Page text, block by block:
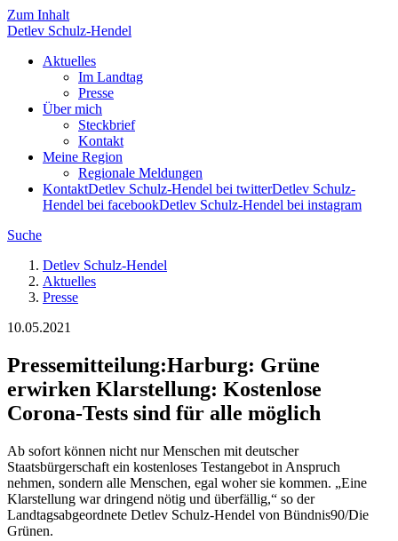
Zum Inhalt
Detlev Schulz-Hendel
Aktuelles
Im Landtag
Presse
Über mich
Steckbrief
Kontakt
Meine Region
Regionale Meldungen
KontaktDetlev Schulz-Hendel bei twitterDetlev Schulz-
Hendel bei facebookDetlev Schulz-Hendel bei instagram
Suche
Detlev Schulz-Hendel
Aktuelles
Presse
10.05.2021
Pressemitteilung:Harburg: Grüne
erwirken Klarstellung: Kostenlose
Corona-Tests sind für alle möglich
Ab sofort können nicht nur Menschen mit deutscher
Staatsbürgerschaft ein kostenloses Testangebot in Anspruch
nehmen, sondern alle Menschen, egal woher sie kommen. „Eine
Klarstellung war dringend nötig und überfällig,“ so der
Landtagsabgeordnete Detlev Schulz-Hendel von Bündnis90/Die
Grünen.